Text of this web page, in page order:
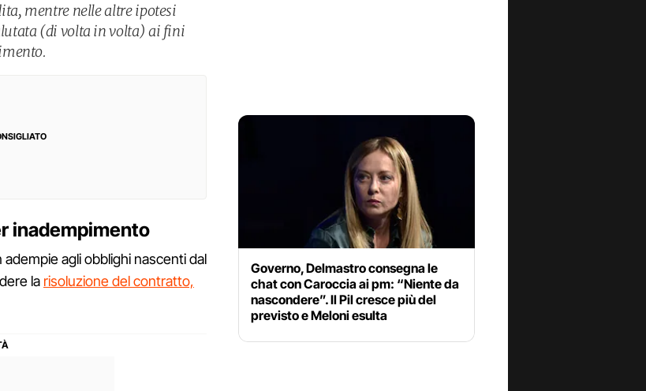
mentre nelle altre ipotesi
(di volta in volta) ai fini
inadempimento
agli obblighi nascenti dal
la risoluzione del contratto,
Governo, Delmastro consegna le
chat con Caroccia ai pm: “Niente da
nascondere”. Il Pil cresce più del
previsto e Meloni esulta